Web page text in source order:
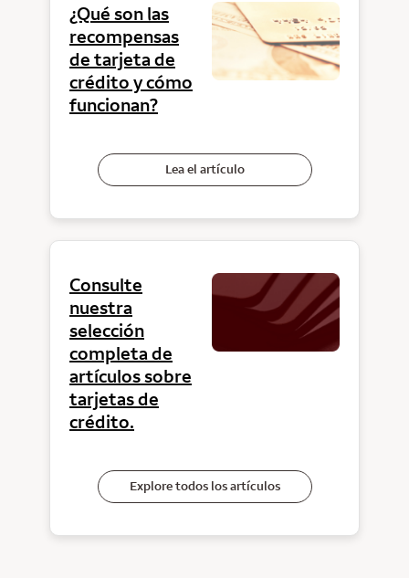
¿Qué son las
recompensas
de tarjeta de
crédito y cómo
funcionan?
Lea el artículo
Consulte
nuestra
selección
completa de
artículos sobre
tarjetas de
crédito.
Explore todos los artículos